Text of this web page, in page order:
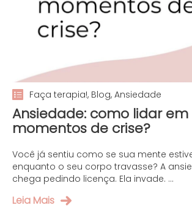
Faça terapia!, Blog, Ansiedade
Ansiedade: como lidar em
momentos de crise?
Você já sentiu como se sua mente
enquanto o seu corpo travasse? A
chega pedindo licença. Ela invade. ...
Leia Mais